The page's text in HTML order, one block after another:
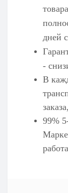
дней
-
В
99%